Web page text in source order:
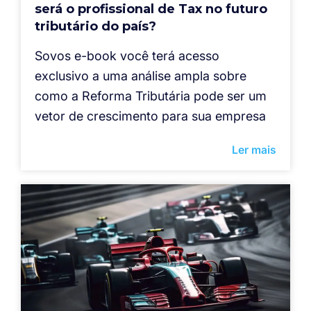
será o profissional de Tax no futuro
tributário do país?
Sovos e-book você terá acesso
exclusivo a uma análise ampla sobre
como a Reforma Tributária pode ser um
vetor de crescimento para sua empresa
Ler mais